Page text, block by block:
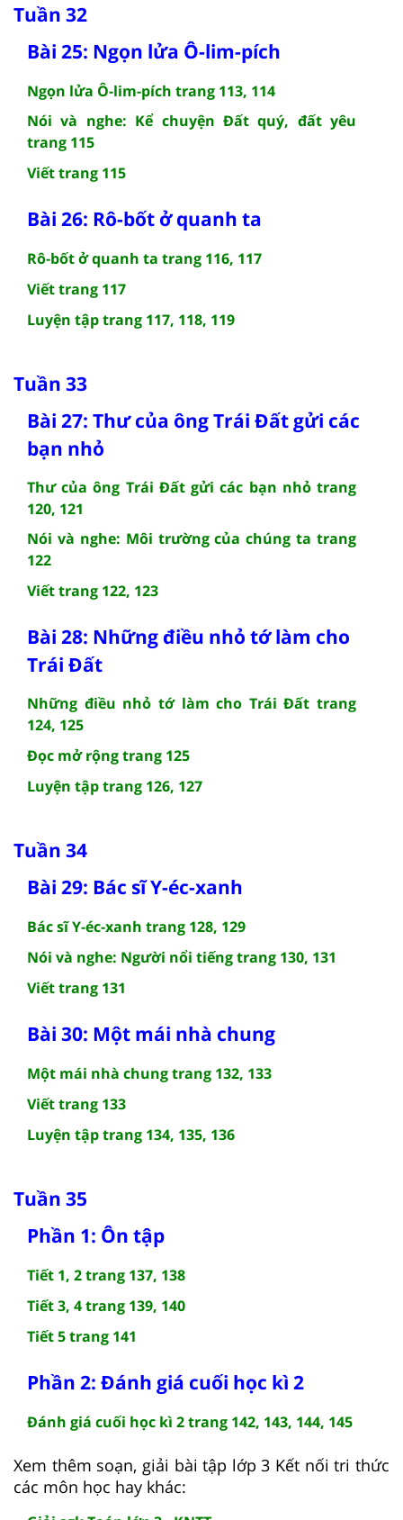
Tuần 32
Bài 25: Ngọn lửa Ô-lim-pích
Ngọn lửa Ô-lim-pích trang 113, 114
Nói và nghe: Kể chuyện Đất quý, đất yêu
trang 115
Viết trang 115
Bài 26: Rô-bốt ở quanh ta
Rô-bốt ở quanh ta trang 116, 117
Viết trang 117
Luyện tập trang 117, 118, 119
Tuần 33
Bài 27: Thư của ông Trái Đất gửi các
bạn nhỏ
Thư của ông Trái Đất gửi các bạn nhỏ trang
120, 121
Nói và nghe: Môi trường của chúng ta trang
122
Viết trang 122, 123
Bài 28: Những điều nhỏ tớ làm cho
Trái Đất
Những điều nhỏ tớ làm cho Trái Đất trang
124, 125
Đọc mở rộng trang 125
Luyện tập trang 126, 127
Tuần 34
Bài 29: Bác sĩ Y-éc-xanh
Bác sĩ Y-éc-xanh trang 128, 129
Nói và nghe: Người nổi tiếng trang 130, 131
Viết trang 131
Bài 30: Một mái nhà chung
Một mái nhà chung trang 132, 133
Viết trang 133
Luyện tập trang 134, 135, 136
Tuần 35
Phần 1: Ôn tập
Tiết 1, 2 trang 137, 138
Tiết 3, 4 trang 139, 140
Tiết 5 trang 141
Phần 2: Đánh giá cuối học kì 2
Đánh giá cuối học kì 2 trang 142, 143, 144, 145
Xem thêm soạn, giải bài tập lớp 3 Kết nối tri thức
các môn học hay khác: